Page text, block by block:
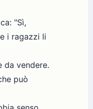
"Sì,
i ragazzi li
da vendere.
può